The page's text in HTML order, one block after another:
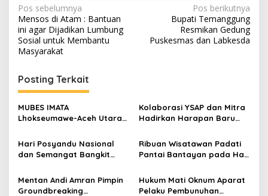
N
a
v
i
g
a
s
i
p
o
s
Pos sebelumnya
Mensos di Atam : Bantuan
ini agar Dijadikan Lumbung
Sosial untuk Membantu
Masyarakat
Pos berikutnya
Bupati Temanggung
Resmikan Gedung
Puskesmas dan Labkesda
Posting Terkait
MUBES IMATA
Lhokseumawe-Aceh Utara
Terpilih Pimpin Periode
2026–2027
Kolaborasi YSAP dan Mitra
Hadirkan Harapan Baru
Aceh
Hari Posyandu Nasional
dan Semangat Bangkit
Langkahan
Ribuan Wisatawan Padati
Pantai Bantayan pada Hari
1447 H
Mentan Andi Amran Pimpin
Groundbreaking
Hukum Mati Oknum Aparat
Pelaku Pembunuhan